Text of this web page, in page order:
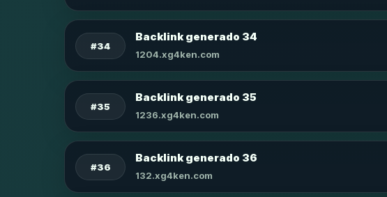
#34
Backlink generado 34
1204.xg4ken.com
#35
Backlink generado 35
1236.xg4ken.com
#36
Backlink generado 36
132.xg4ken.com